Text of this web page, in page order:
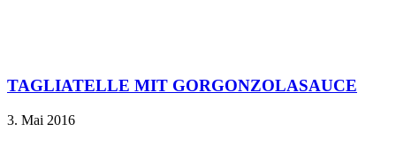
TAGLIATELLE MIT GORGONZOLASAUCE
3. Mai 2016